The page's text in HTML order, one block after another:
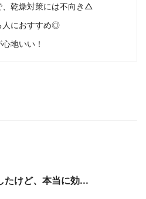
、乾燥対策には不向き△
人におすすめ◎
地いい！
たけど、本当に効...